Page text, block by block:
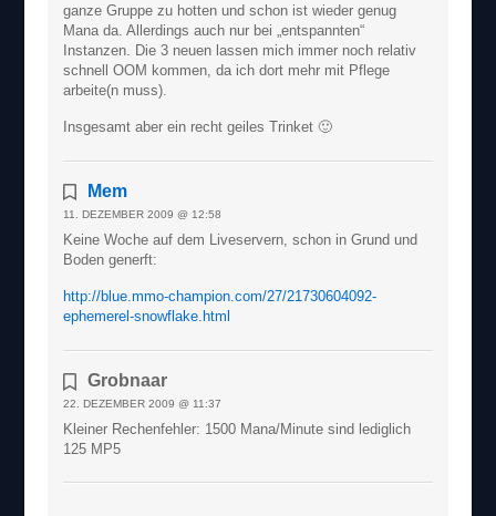
ganze Gruppe zu hotten und schon ist wieder genug
Mana da. Allerdings auch nur bei „entspannten“
Instanzen. Die 3 neuen lassen mich immer noch relativ
schnell OOM kommen, da ich dort mehr mit Pflege
arbeite(n muss).
Insgesamt aber ein recht geiles Trinket 🙂
Mem
11. DEZEMBER 2009 @ 12:58
Keine Woche auf dem Liveservern, schon in Grund und
Boden generft:
http://blue.mmo-champion.com/27/21730604092-
ephemerel-snowflake.html
Grobnaar
22. DEZEMBER 2009 @ 11:37
Kleiner Rechenfehler: 1500 Mana/Minute sind lediglich
125 MP5